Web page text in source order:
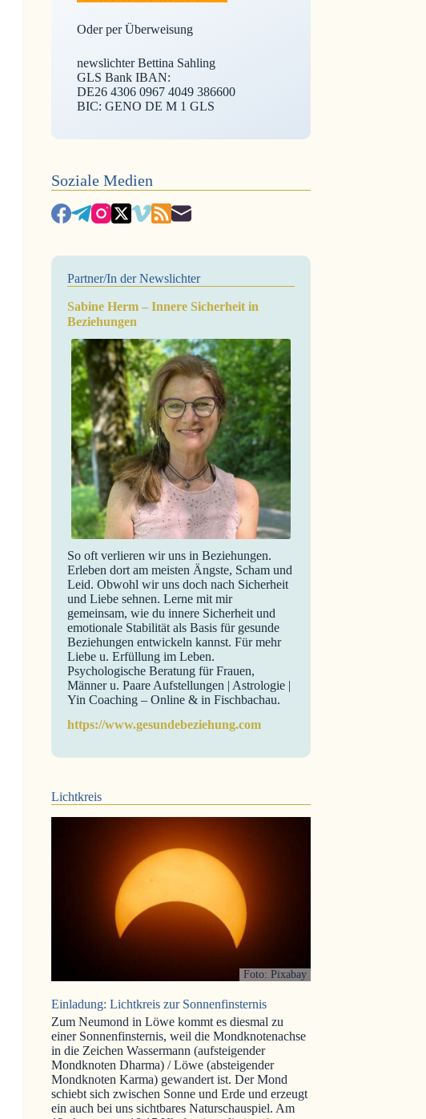
Oder per Überweisung
newslichter Bettina Sahling
GLS Bank IBAN:
DE26 4306 0967 4049 386600
BIC: GENO DE M 1 GLS
Soziale Medien
Partner/In der Newslichter
Sabine Herm – Innere Sicherheit in
Beziehungen
So oft verlieren wir uns in Beziehungen.
Erleben dort am meisten Ängste, Scham und
Leid. Obwohl wir uns doch nach Sicherheit
und Liebe sehnen. Lerne mit mir
gemeinsam, wie du innere Sicherheit und
emotionale Stabilität als Basis für gesunde
Beziehungen entwickeln kannst. Für mehr
Liebe u. Erfüllung im Leben.
Psychologische Beratung für Frauen,
Männer u. Paare Aufstellungen | Astrologie |
Yin Coaching – Online & in Fischbachau.
https://www.gesundebeziehung.com
Lichtkreis
Foto: Pixabay
Einladung: Lichtkreis zur Sonnenfinsternis
Zum Neumond in Löwe kommt es diesmal zu
einer Sonnenfinsternis, weil die Mondknotenachse
in die Zeichen Wassermann (aufsteigender
Mondknoten Dharma) / Löwe (absteigender
Mondknoten Karma) gewandert ist. Der Mond
schiebt sich zwischen Sonne und Erde und erzeugt
ein auch bei uns sichtbares Naturschauspiel. Am